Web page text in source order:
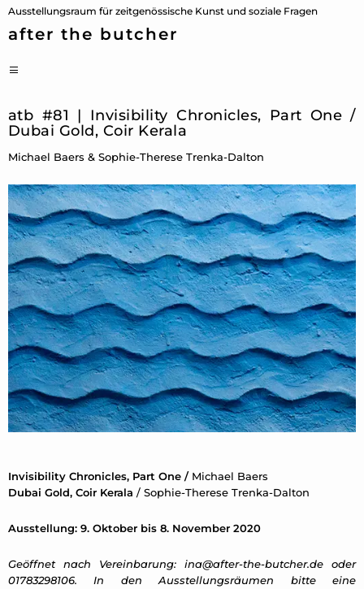
Ausstellungsraum für zeitgenössische Kunst und soziale Fragen
after the butcher
Zum
Inhalt
atb #81 | Invisibility Chronicles, Part One /
Dubai Gold, Coir Kerala
Michael Baers & Sophie-Therese Trenka-Dalton
Invisibility Chronicles, Part One / Michael Baers
Dubai Gold, Coir Kerala / Sophie-Therese Trenka-Dalton
Ausstellung: 9. Oktober bis 8. November 2020
Geöffnet nach Vereinbarung: ina@after-the-butcher.de oder
01783298106. In den Ausstellungsräumen bitte eine